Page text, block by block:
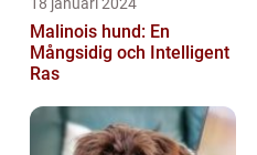
Malinois hund: En
Mångsidig och Intelligent
Ras